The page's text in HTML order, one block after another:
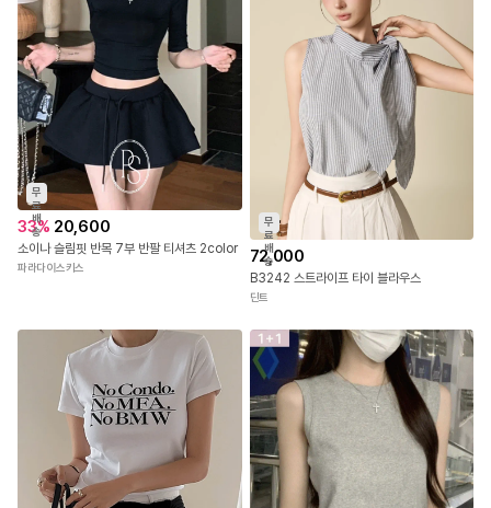
무
료
배
송
33% 20,600
소이나 슬림핏 반목 7부 반팔 티셔츠 2color
파라다이스키스
무
료
배
송
72,000
B3242 스트라이프 타이 블라우스
딘트